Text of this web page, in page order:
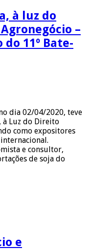
à luz do
–
11º Bate-
dia 02/04/2020, teve
à Luz do Direito
como expositores
e consultor,
de soja do
e